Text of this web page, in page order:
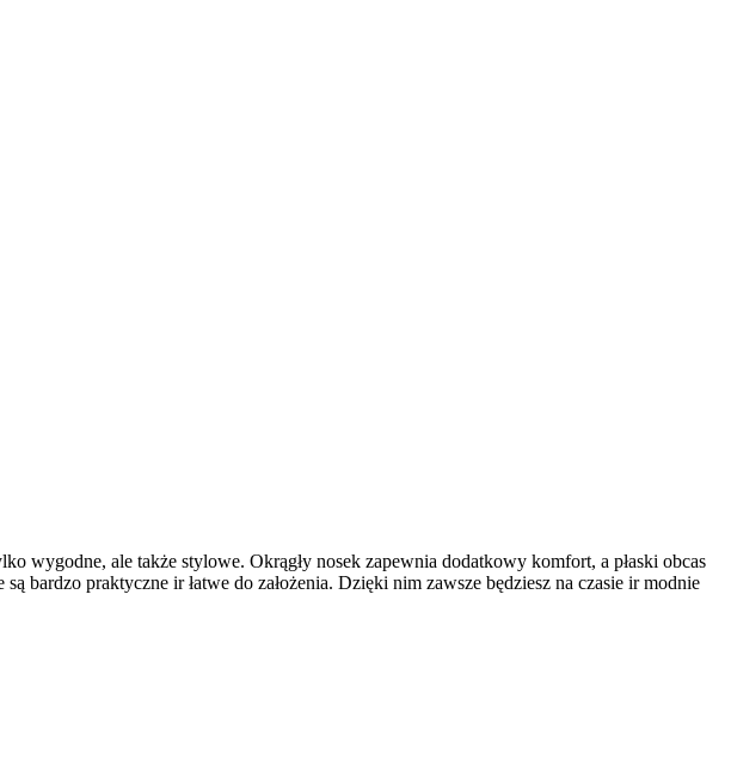
wygodne, ale także stylowe. Okrągły nosek zapewnia dodatkowy komfort, a płaski obcas
bardzo praktyczne ir łatwe do założenia. Dzięki nim zawsze będziesz na czasie ir modnie